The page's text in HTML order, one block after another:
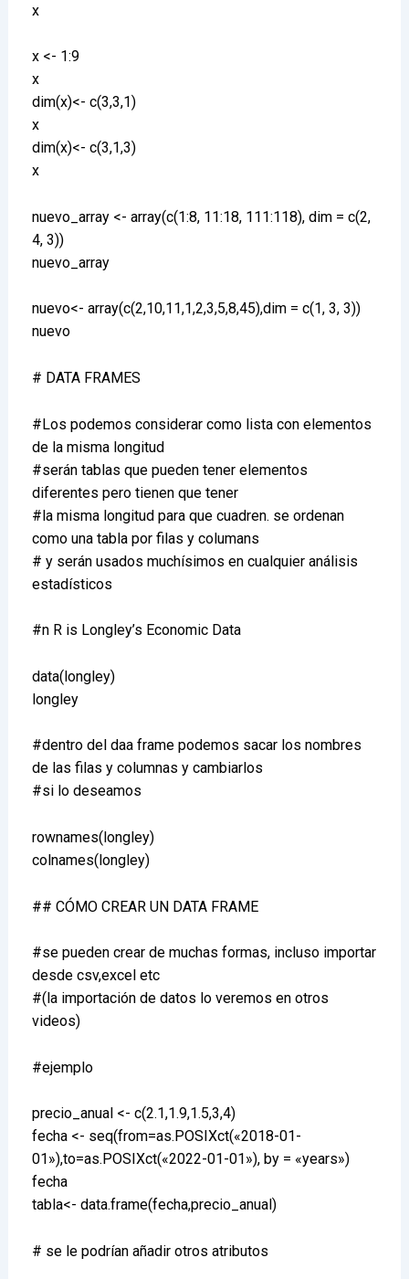
x
x <- 1:9
x
dim(x)<- c(3,3,1)
x
dim(x)<- c(3,1,3)
x
nuevo_array <- array(c(1:8, 11:18, 111:118), dim = c(2,
4, 3))
nuevo_array
nuevo<- array(c(2,10,11,1,2,3,5,8,45),dim = c(1, 3, 3))
nuevo
# DATA FRAMES
#Los podemos considerar como lista con elementos
de la misma longitud
#serán tablas que pueden tener elementos
diferentes pero tienen que tener
#la misma longitud para que cuadren. se ordenan
como una tabla por filas y columans
# y serán usados muchísimos en cualquier análisis
estadísticos
#n R is Longley’s Economic Data
data(longley)
longley
#dentro del daa frame podemos sacar los nombres
de las filas y columnas y cambiarlos
#si lo deseamos
rownames(longley)
colnames(longley)
## CÓMO CREAR UN DATA FRAME
#se pueden crear de muchas formas, incluso importar
desde csv,excel etc
#(la importación de datos lo veremos en otros
videos)
#ejemplo
precio_anual <- c(2.1,1.9,1.5,3,4)
fecha <- seq(from=as.POSIXct(«2018-01-
01»),to=as.POSIXct(«2022-01-01»), by = «years»)
fecha
tabla<- data.frame(fecha,precio_anual)
# se le podrían añadir otros atributos